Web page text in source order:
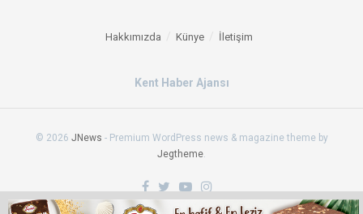
Hakkımızda Künye İletişim
Kent Haber Ajansı
© 2026 JNews - Premium WordPress news & magazine theme by
Jegtheme.